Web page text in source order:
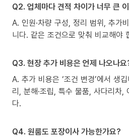
Q2. 업체마다 견적 차이가 너무 큰
A. 인원·차량 구성, 정리 범위, 추가
니다. 같은 조건으로 맞춰 비교해야
Q3. 현장 추가 비용은 언제 나오나요
A. 추가 비용은 ‘조건 변경’에서 생
리, 분해·조립, 특수 물품, 사다리차,
다.
Q4. 원룸도 포장이사 가능한가요?